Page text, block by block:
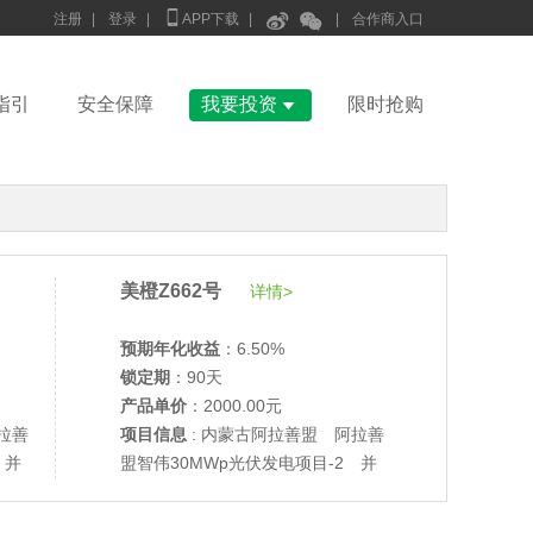
注册 登录  APP下载   合作商入口
引 安全保障 我要投资  限时抢购
善
并
美橙Z662号 详情>
预期年化收益 ：6.50%
锁定期 ：90天
产品单价 ：2000.00元
项目信息 : 内蒙古阿拉善盟 阿拉善
盟智伟30MWp光伏发电项目-2 并